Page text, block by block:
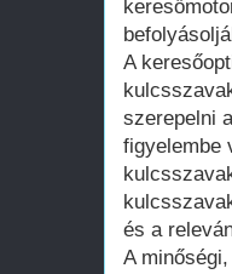
A
szerepelni
figyelembe
és a
A